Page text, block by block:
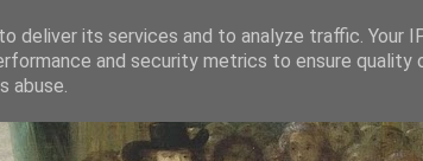
deliver its services and to analyze traffic. Your
and security metrics to ensure quality
abuse.